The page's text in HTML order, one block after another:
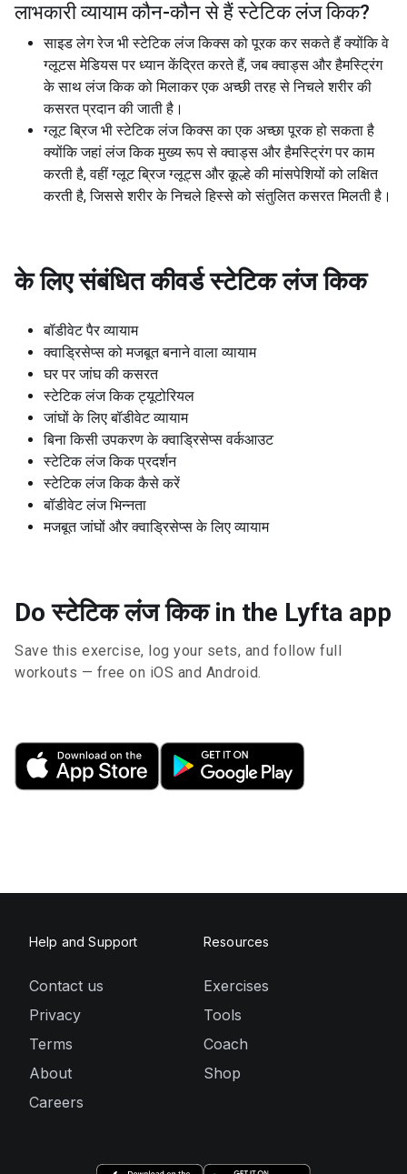
लाभकारी व्यायाम कौन-कौन से हैं स्टेटिक लंज किक?
साइड लेग रेज भी स्टेटिक लंज किक्स को पूरक कर सकते हैं क्योंकि वे
ग्लूटस मेडियस पर ध्यान केंद्रित करते हैं, जब क्वाड्स और हैमस्ट्रिंग
के साथ लंज किक को मिलाकर एक अच्छी तरह से निचले शरीर की
कसरत प्रदान की जाती है।
ग्लूट ब्रिज भी स्टेटिक लंज किक्स का एक अच्छा पूरक हो सकता है
क्योंकि जहां लंज किक मुख्य रूप से क्वाड्स और हैमस्ट्रिंग पर काम
करती है, वहीं ग्लूट ब्रिज ग्लूट्स और कूल्हे की मांसपेशियों को लक्षित
करती है, जिससे शरीर के निचले हिस्से को संतुलित कसरत मिलती है।
के लिए संबंधित कीवर्ड स्टेटिक लंज किक
बॉडीवेट पैर व्यायाम
क्वाड्रिसेप्स को मजबूत बनाने वाला व्यायाम
घर पर जांघ की कसरत
स्टेटिक लंज किक ट्यूटोरियल
जांघों के लिए बॉडीवेट व्यायाम
बिना किसी उपकरण के क्वाड्रिसेप्स वर्कआउट
स्टेटिक लंज किक प्रदर्शन
स्टेटिक लंज किक कैसे करें
बॉडीवेट लंज भिन्नता
मजबूत जांघों और क्वाड्रिसेप्स के लिए व्यायाम
Do स्टेटिक लंज किक in the Lyfta app
Save this exercise, log your sets, and follow full
workouts — free on iOS and Android.
Help and Support
Contact us
Privacy
Terms
About
Careers
Resources
Exercises
Tools
Coach
Shop